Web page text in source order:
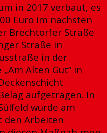
in 2017 verbaut, es
Euro im nächsten
Brechtorfer Straße
Straße in
in der
Alten Gut“ in
aufgetragen. In
wurde am
den Arbeiten